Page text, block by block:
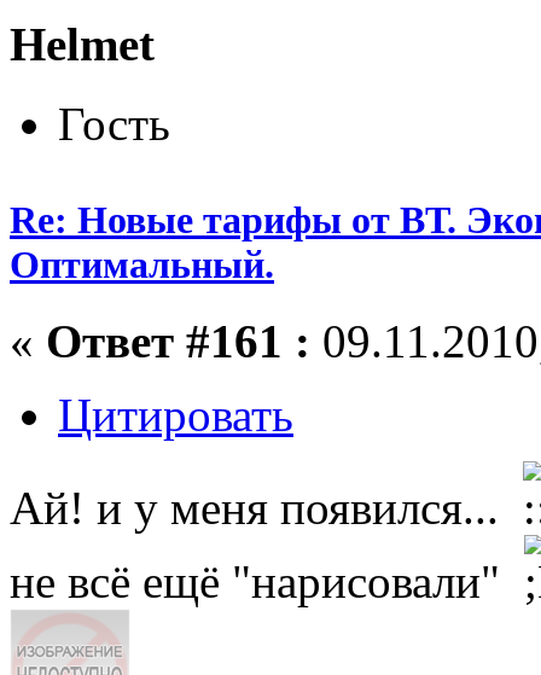
Helmet
Гость
Re: Новые тарифы от ВТ.
Оптимальный.
« Ответ #161 :
Цитировать
Ай! и у меня появился...
не всё ещё "нарисовали"